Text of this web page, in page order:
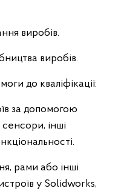
виробів.
виробів.
до кваліфікації:
за допомогою
інші
рами або інші
у Solidworks,